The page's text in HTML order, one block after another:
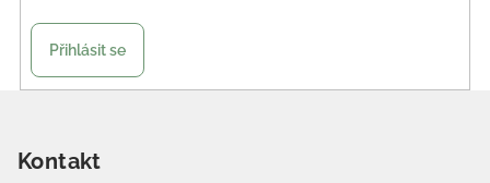
Přihlásit se
Kontakt